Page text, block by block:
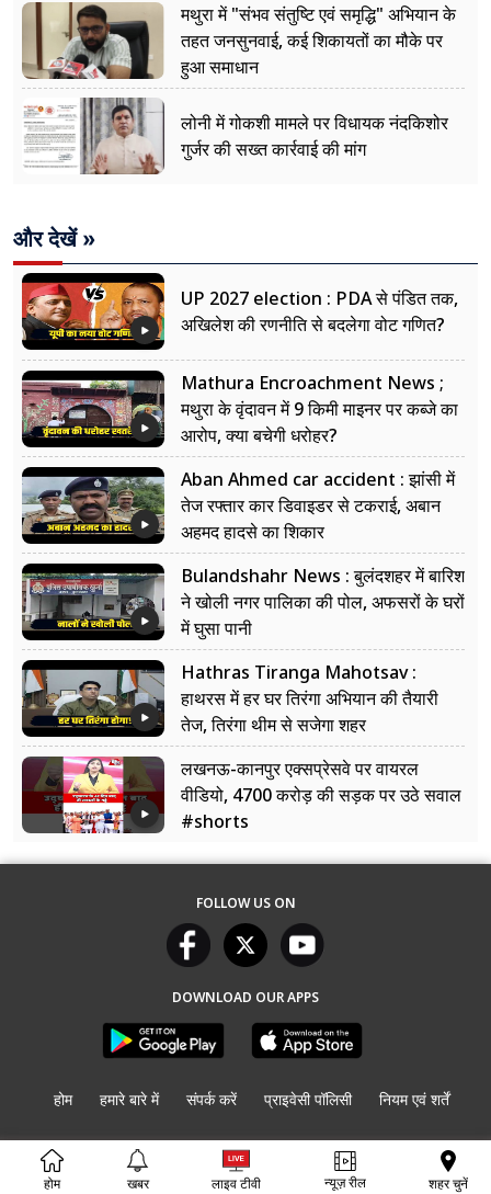
मथुरा में "संभव संतुष्टि एवं समृद्धि" अभियान के
तहत जनसुनवाई, कई शिकायतों का मौके पर
हुआ समाधान
लोनी में गोकशी मामले पर विधायक नंदकिशोर
गुर्जर की सख्त कार्रवाई की मांग
और देखें »
UP 2027 election : PDA से पंडित तक,
अखिलेश की रणनीति से बदलेगा वोट गणित?
Mathura Encroachment News ;
मथुरा के वृंदावन में 9 किमी माइनर पर कब्जे का
आरोप, क्या बचेगी धरोहर?
Aban Ahmed car accident : झांसी में
तेज रफ्तार कार डिवाइडर से टकराई, अबान
अहमद हादसे का शिकार
Bulandshahr News : बुलंदशहर में बारिश
ने खोली नगर पालिका की पोल, अफसरों के घरों
में घुसा पानी
Hathras Tiranga Mahotsav :
हाथरस में हर घर तिरंगा अभियान की तैयारी
तेज, तिरंगा थीम से सजेगा शहर
लखनऊ-कानपुर एक्सप्रेसवे पर वायरल
वीडियो, 4700 करोड़ की सड़क पर उठे सवाल
#shorts
होम खबर लाइव टीवी न्यूज़ रील शहर चुनें
FOLLOW US ON
DOWNLOAD OUR APPS
होम हमारे बारे में संपर्क करें प्राइवेसी पॉलिसी नियम एवं शर्तें
© Copyright UP की बात2026. All rights reserved.